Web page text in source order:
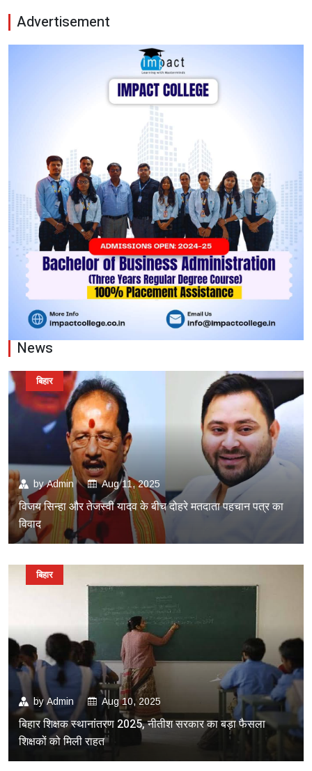
Advertisement
News
byAdmin Aug 11, 2025
विजय सिन्हा और तेजस्वी यादव के बीच दोहरे मतदाता पहचान पत्र का
विवाद
बिहार
byAdmin Aug 10, 2025
बिहार शिक्षक स्थानांतरण 2025, नीतीश सरकार का बड़ा फैसला
शिक्षकों को मिली राहत
बिहार